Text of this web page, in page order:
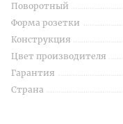
Поворотный
Форма розетки
Конструкция
Цвет производителя
Гарантия
Страна